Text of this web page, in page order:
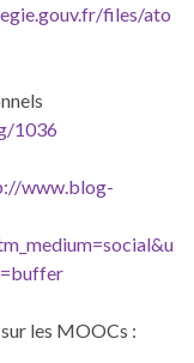
files/ato
1036
www.blog-
les MOOCs :